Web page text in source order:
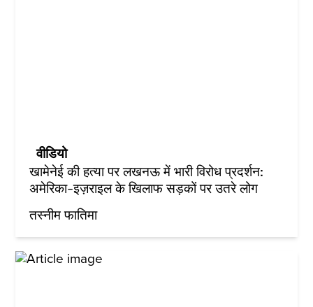
वीडियो
खामेनेई की हत्या पर लखनऊ में भारी विरोध प्रदर्शन:
अमेरिका-इज़राइल के खिलाफ सड़कों पर उतरे लोग
तस्नीम फातिमा